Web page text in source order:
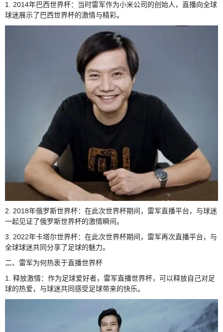
1. 2014年巴西世界杯：当时雷军作为小米公司的创始人，直播向全球
球迷展示了巴西世界杯的激情与精彩。
2. 2018年俄罗斯世界杯：在此次世界杯期间，雷军直播平台，与球迷
一起见证了俄罗斯世界杯的激情瞬间。
3. 2022年卡塔尔世界杯：在此次世界杯期间，雷军再次直播平台，与
全球球迷共同分享了足球的魅力。
二、雷军为何热衷于直播世界杯
1. 释放激情：作为足球爱好者，雷军直播世界杯，可以释放自己对足
球的热爱，与球迷共同感受足球带来的快乐。